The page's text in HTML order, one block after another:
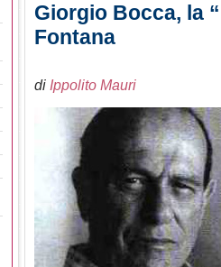
Giorgio Bocca, la
Fontana
di Ippolito Mauri